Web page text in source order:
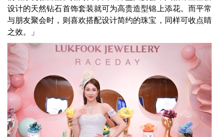
设计的天然钻石首饰套装就可为高贵造型锦上添花。而平常
与朋友聚会时，则喜欢搭配设计简约的珠宝，同样可收点睛
之效。」